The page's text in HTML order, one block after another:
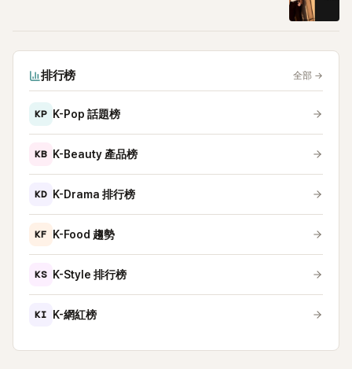
排行榜 全部 →
KP K-Pop 話題榜
KB K-Beauty 產品榜
KD K-Drama 排行榜
KF K-Food 趨勢
KS K-Style 排行榜
KI K-網紅榜